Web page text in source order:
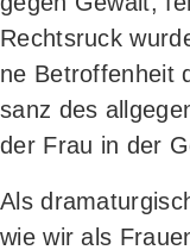
Rechts­ruck
ne Betrof­fen­heit
sanz des
der Frau in der
Als
wie wir als